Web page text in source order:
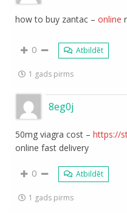
how to buy zantac –online
0 Atbildēt
1 gads pirms
8eg0j
50mg viagra cost –https://
online fast delivery
0 Atbildēt
1 gads pirms